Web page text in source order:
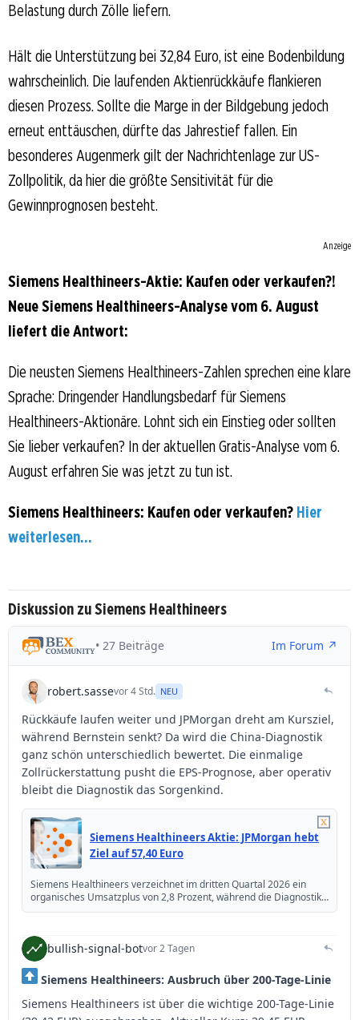
Belastung durch Zölle liefern.
Hält die Unterstützung bei 32,84 Euro, ist eine Bodenbildung
wahrscheinlich. Die laufenden Aktienrückkäufe flankieren
diesen Prozess. Sollte die Marge in der Bildgebung jedoch
erneut enttäuschen, dürfte das Jahrestief fallen. Ein
besonderes Augenmerk gilt der Nachrichtenlage zur US-
Zollpolitik, da hier die größte Sensitivität für die
Gewinnprognosen besteht.
Anzeige
Siemens Healthineers-Aktie: Kaufen oder verkaufen?!
Neue Siemens Healthineers-Analyse vom 6. August
liefert die Antwort:
Die neusten Siemens Healthineers-Zahlen sprechen eine klare
Sprache: Dringender Handlungsbedarf für Siemens
Healthineers-Aktionäre. Lohnt sich ein Einstieg oder sollten
Sie lieber verkaufen? In der aktuellen Gratis-Analyse vom 6.
August erfahren Sie was jetzt zu tun ist.
Siemens Healthineers: Kaufen oder verkaufen? Hier
weiterlesen...
Diskussion zu Siemens Healthineers